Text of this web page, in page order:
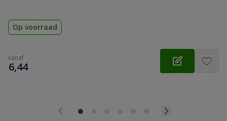
Op voorraad
vanaf
€
6,44